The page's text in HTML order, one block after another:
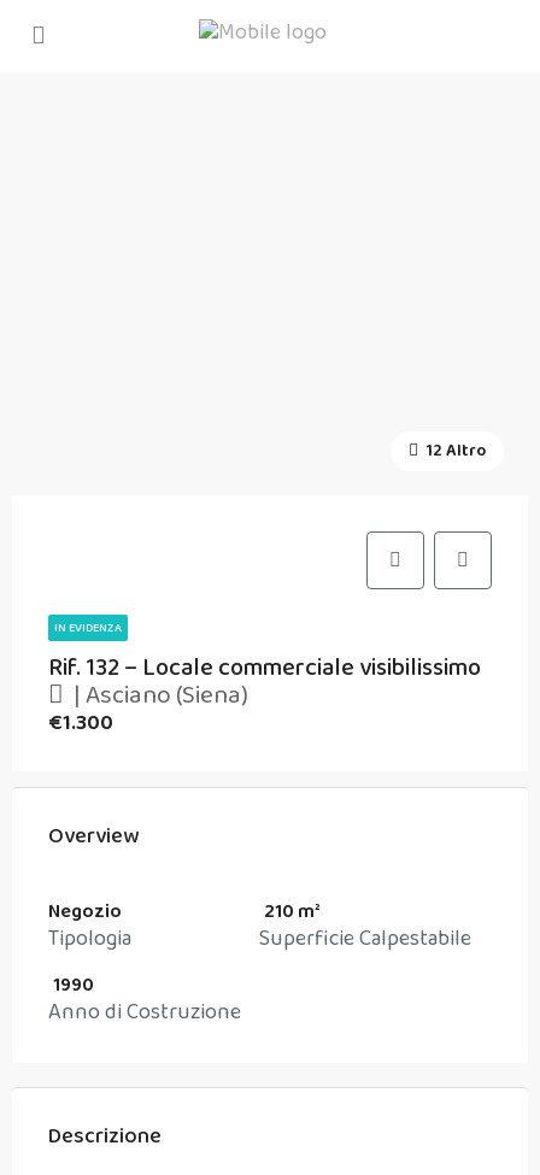
12 Altro
IN EVIDENZA
Rif. 132 – Locale commerciale visibilissimo
| Asciano (Siena)
€1.300
Overview
Negozio
Tipologia
210 m²
Superficie Calpestabile
1990
Anno di Costruzione
Descrizione